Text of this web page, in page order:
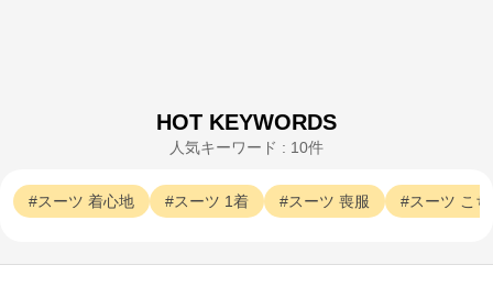
HOT KEYWORDS
人気キーワード : 10件
スーツ 着心地 スーツ 1着 スーツ 喪服 スーツ こ
TOKYO SOIR